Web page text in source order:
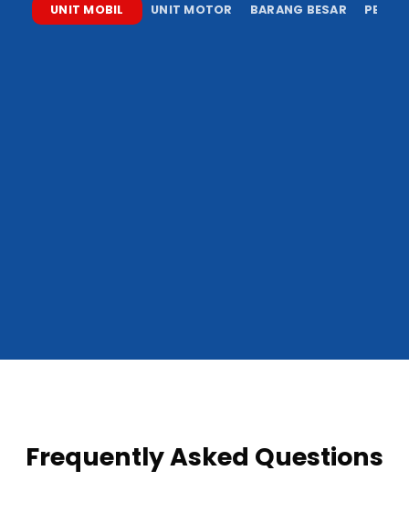
UNIT MOBIL UNIT MOTOR BARANG BESAR
Frequently Asked Questions